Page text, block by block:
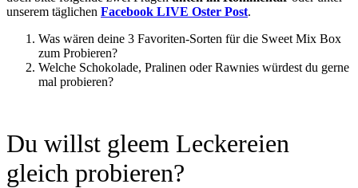
unserem täglichen Facebook LIVE Oster Post.
Was wären deine 3 Favoriten-Sorten für die Sweet Mix Box
zum Probieren?
Welche Schokolade, Pralinen oder Rawnies würdest du gerne
mal probieren?
Du willst gleem Leckereien
gleich probieren?